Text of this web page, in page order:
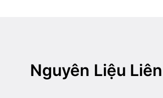
Nguyên Liệu